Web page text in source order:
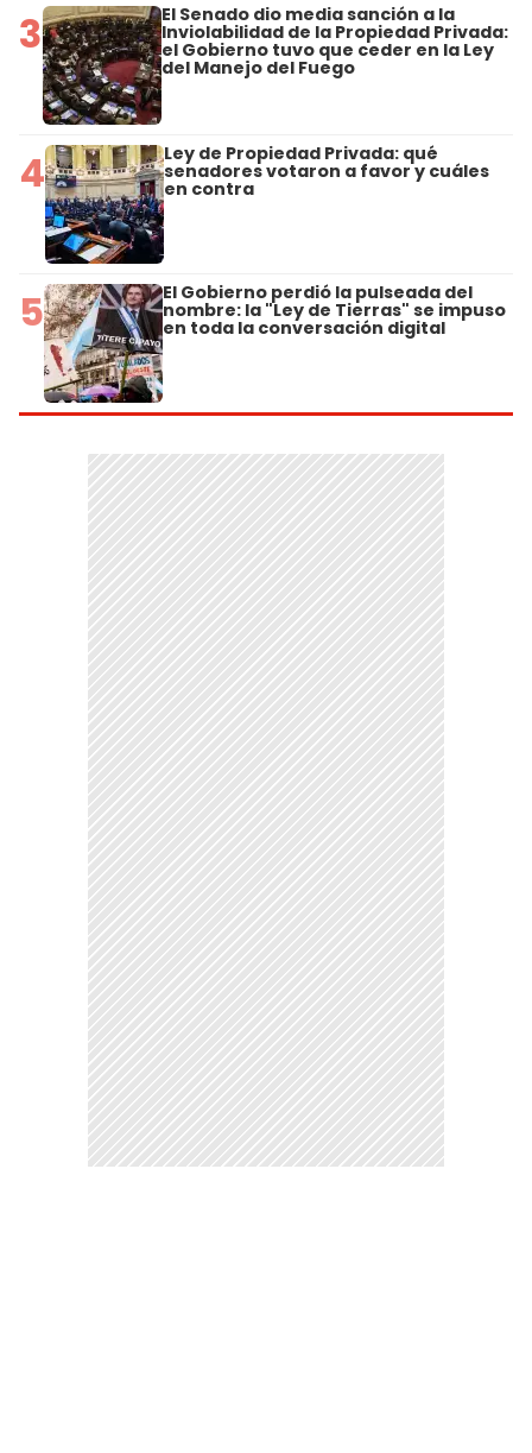
3 El Senado dio media sanción a la
Inviolabilidad de la Propiedad Privada:
el Gobierno tuvo que ceder en la Ley
del Manejo del Fuego
4 Ley de Propiedad Privada: qué
senadores votaron a favor y cuáles
en contra
5 El Gobierno perdió la pulseada del
nombre: la "Ley de Tierras" se impuso
en toda la conversación digital